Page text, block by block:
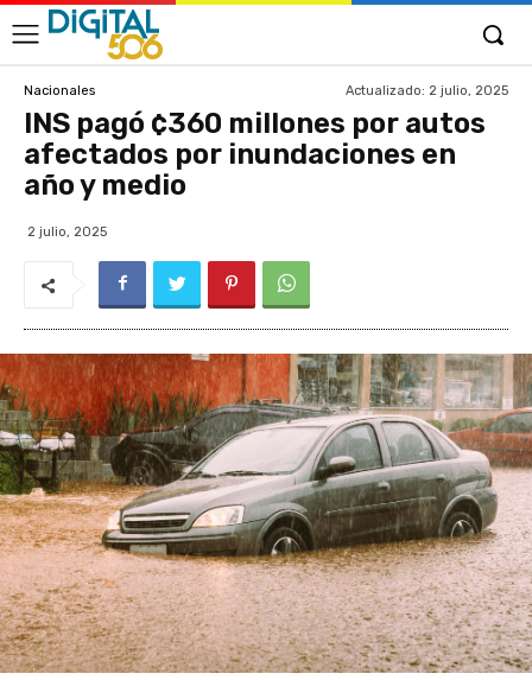
Nacionales Actualizado: 2 julio, 2025
INS pagó ¢360 millones por autos
afectados por inundaciones en
año y medio
2 julio, 2025